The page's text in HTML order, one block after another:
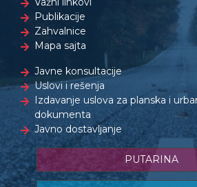
Publikacije
Zahvalnice
Mapa sajta
Javne konsultacije
Uslovi i rešenja
Izdavanje uslova za planska i
dokumenta
Javno dostavljanje
PUTARINA